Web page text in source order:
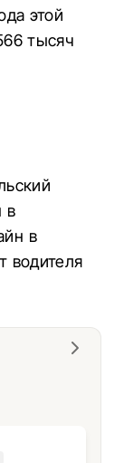
этой
тысяч
в
в
водителя